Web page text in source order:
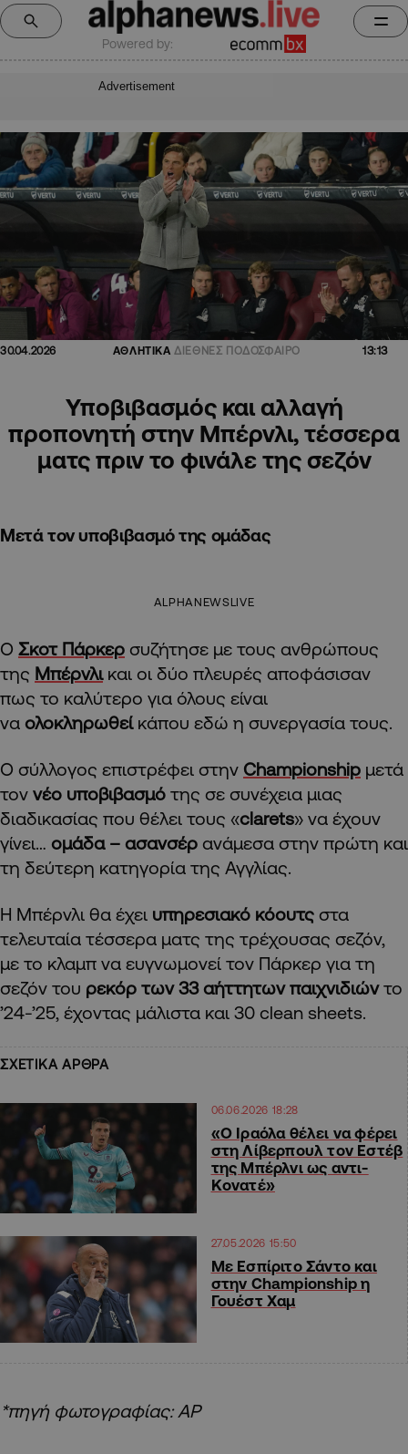
Powered by:
Advertisement
30.04.2026 ΑΘΛΗΤΙΚΑ ΔΙΕΘΝΕΣ ΠΟΔΟΣΦΑΙΡΟ 13:13
Υποβιβασμός και αλλαγή
προπονητή στην Μπέρνλι, τέσσερα
ματς πριν το φινάλε της σεζόν
Μετά τον υποβιβασμό της ομάδας
ALPHANEWSLIVE
Ο Σκοτ Πάρκερ συζήτησε με τους ανθρώπους
της Μπέρνλικαι οι δύο πλευρές αποφάσισαν
πως το καλύτερο για όλους είναι
να ολοκληρωθείκάπου εδώ η συνεργασία τους.
Ο σύλλογος επιστρέφει στην Championship μετά
τον νέο υποβιβασμό της σε συνέχεια μιας
διαδικασίας που θέλει τους «clarets» να έχουν
γίνει… ομάδα – ασανσέρ ανάμεσα στην πρώτη και
τη δεύτερη κατηγορία της Αγγλίας.
Η Μπέρνλι θα έχει υπηρεσιακό κόουτς στα
τελευταία τέσσερα ματς της τρέχουσας σεζόν,
με το κλαμπ να ευγνωμονεί τον Πάρκερ για τη
σεζόν του ρεκόρ των 33 αήττητων παιχνιδιώντο
’24-’25, έχοντας μάλιστα και 30 clean sheets.
ΣΧΕΤΙΚΑ ΑΡΘΡΑ
06.06.2026 18:28
«Ο Ιραόλα θέλει να φέρει
στη Λίβερπουλ τον Εστέβ
της Μπέρλνι ως αντι-
Κονατέ»
27.05.2026 15:50
Με Εσπίριτο Σάντο και
στην Championship η
Γουέστ Χαμ
*πηγή φωτογραφίας: AP